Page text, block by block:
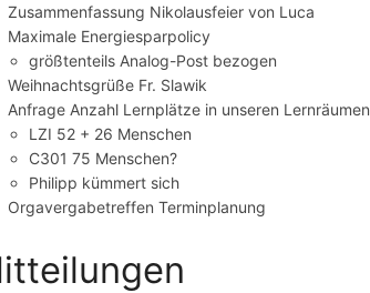
Zusammenfassung Nikolausfeier von Luca
Maximale Energiesparpolicy
größtenteils Analog-Post bezogen
Weihnachtsgrüße Fr. Slawik
Anfrage Anzahl Lernplätze in unseren Lernräumen
LZI 52 + 26 Menschen
C301 75 Menschen?
Philipp kümmert sich
Orgavergabetreffen Terminplanung